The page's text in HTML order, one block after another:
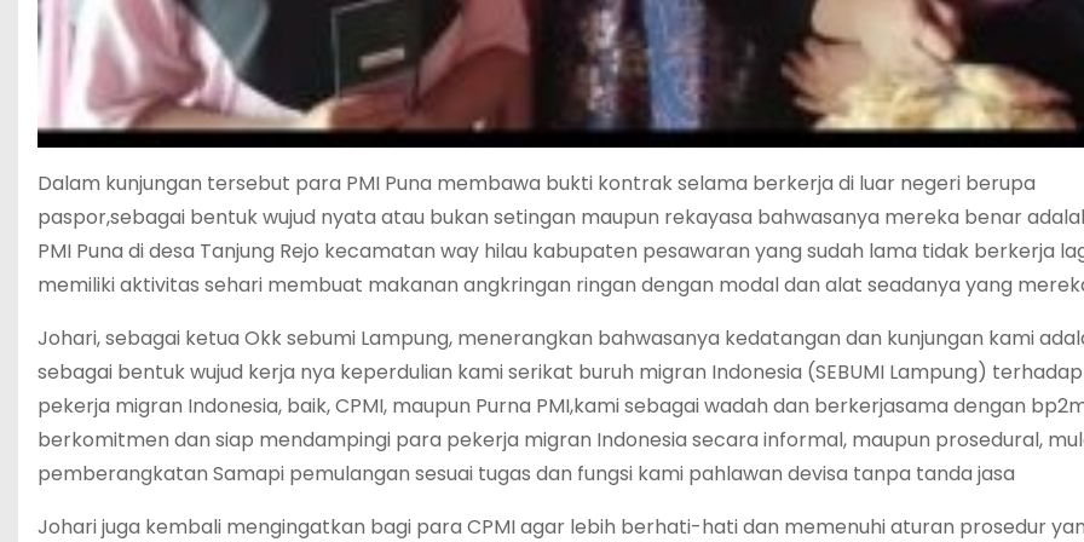
Dalam kunjungan tersebut para PMI Puna membawa bukti kontrak selama berkerja di luar negeri berupa
paspor,sebagai bentuk wujud nyata atau bukan setingan maupun rekayasa bahwasanya mereka benar
PMI Puna di desa Tanjung Rejo kecamatan way hilau kabupaten pesawaran yang sudah lama tidak berkerja
memiliki aktivitas sehari membuat makanan angkringan ringan dengan modal dan alat seadanya yang
Johari, sebagai ketua Okk sebumi Lampung, menerangkan bahwasanya kedatangan dan kunjungan kami
sebagai bentuk wujud kerja nya keperdulian kami serikat buruh migran Indonesia (SEBUMI Lampung)
pekerja migran Indonesia, baik, CPMI, maupun Purna PMI,kami sebagai wadah dan berkerjasama dengan
berkomitmen dan siap mendampingi para pekerja migran Indonesia secara informal, maupun prosedural,
pemberangkatan Samapi pemulangan sesuai tugas dan fungsi kami pahlawan devisa tanpa tanda jasa
Johari juga kembali mengingatkan bagi para CPMI agar lebih berhati-hati dan memenuhi aturan prosedur